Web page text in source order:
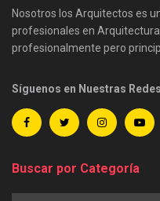
Nosotros los Arquitectos es
profesionales en
profesionalmente pero
Síguenos en Nuestras Redes
Buscar por Categoría